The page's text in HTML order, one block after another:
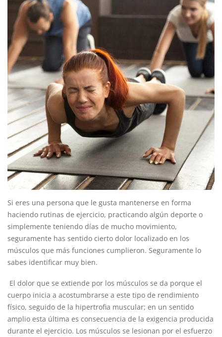
Si eres una persona que le gusta mantenerse en forma
haciendo rutinas de ejercicio, practicando algún deporte o
simplemente teniendo días de mucho movimiento,
seguramente has sentido cierto dolor localizado en los
músculos que más funciones cumplieron. Seguramente lo
sabes identificar muy bien.
El dolor que se extiende por los músculos se da porque el
cuerpo inicia a acostumbrarse a este tipo de rendimiento
físico, seguido de la hipertrofia muscular; en un sentido
amplio esta última es consecuencia de la exigencia producida
durante el ejercicio. Los músculos se lesionan por el esfuerzo